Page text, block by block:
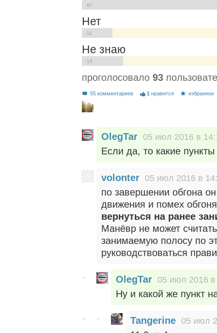
67
Нет
11
Не знаю
15
проголосовало 93
55 комментариев 1 нравится избранное
OlegTar 05 июл 2016 в
Если да, то какие
volonter 05 июл 2016 в
по завершении обгона
движения и помех
вернуться на ранее
Манёвр не может
занимаемую полосу по
руководствоваться
OlegTar 05 июл 2016
Ну и какой же пункт
Tangerine 05 июл